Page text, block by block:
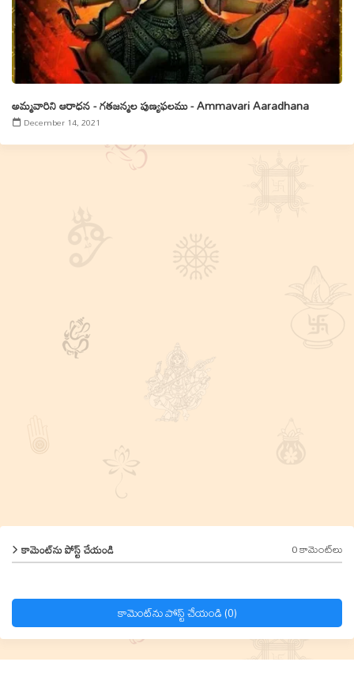
అమ్మవారిని ఆరాధన - గతజన్మల పుణ్యఫలము - Ammavari Aaradhana
December 14, 2021
కామెంట్‌ను పోస్ట్ చేయండి 0 కామెంట్‌లు
కామెంట్‌ను పోస్ట్ చేయండి (0)